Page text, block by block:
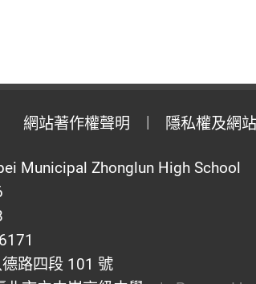
網站著作權聲明 隱私權及網
Municipal Zhonglun High School
路四段 101 號